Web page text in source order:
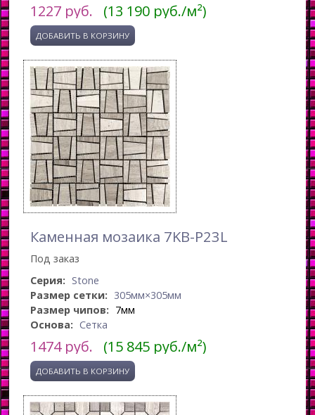
1227 руб. (13 190 руб./м²)
Каменная мозаика 7KB-P23L
Под заказ
Серия: Stone
Размер сетки: 305мм×305мм
Размер чипов: 7мм
Основа: Сетка
1474руб. (15 845 руб./м²)